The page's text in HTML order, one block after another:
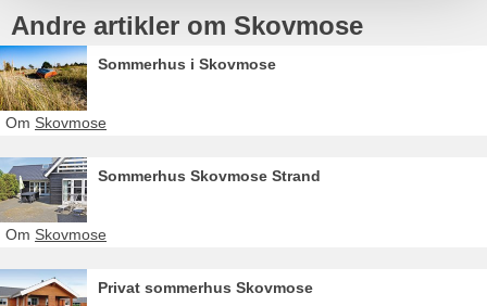
Andre artikler om Skovmose
Sommerhus i Skovmose
Om Skovmose
Sommerhus Skovmose Strand
Om Skovmose
Privat sommerhus Skovmose